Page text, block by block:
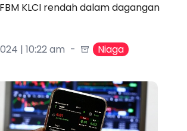
KLCI rendah dalam dagangan
| 10:22 am
Niaga